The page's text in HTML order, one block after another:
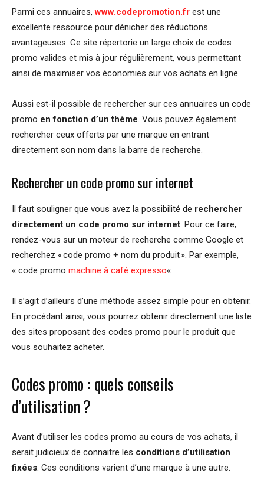
Parmi ces annuaires,www.codepromotion.fr est une
excellente ressource pour dénicher des réductions
avantageuses. Ce site répertorie un large choix de codes
promo valides et mis à jour régulièrement, vous permettant
ainsi de maximiser vos économies sur vos achats en ligne.
Aussi est-il possible de rechercher sur ces annuaires un code
promo en fonction d’un thème. Vous pouvez également
rechercher ceux offerts par une marque en entrant
directement son nom dans la barre de recherche.
Rechercher un code promo sur internet
Il faut souligner que vous avez la possibilité de rechercher
directement un code promo sur internet. Pour ce faire,
rendez-vous sur un moteur de recherche comme Google et
recherchez « code promo + nom du produit ». Par exemple,
« code promo machine à café expresso« .
Il s’agit d’ailleurs d’une méthode assez simple pour en obtenir.
En procédant ainsi, vous pourrez obtenir directement une liste
des sites proposant des codes promo pour le produit que
vous souhaitez acheter.
Codes promo : quels conseils
d’utilisation ?
Avant d’utiliser les codes promo au cours de vos achats, il
serait judicieux de connaitre les conditions d’utilisation
fixées. Ces conditions varient d’une marque à une autre.